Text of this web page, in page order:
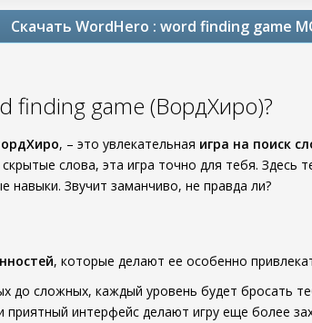
Скачать WordHero : word finding game
finding game (ВордХиро)?
, – это увлекательная игра на поиск
слова, эта игра точно для тебя. Здесь
Звучит заманчиво, не правда ли?
, которые делают ее особенно
до сложных, каждый уровень будет бросать
приятный интерфейс делают игру еще более